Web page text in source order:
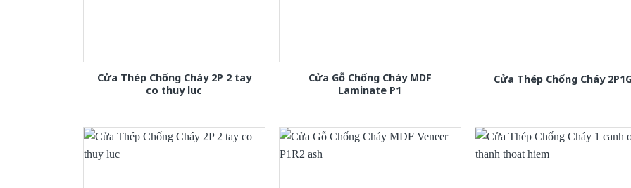
Cửa Thép Chống Cháy 2P 2 tay
co thuy luc
Cửa Gỗ Chống Cháy MDF
Laminate P1
Cửa Thép Chống Cháy